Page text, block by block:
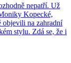
nepatří. Už
Kopecké,
objevili na zahradní
stylu. Zdá se, že i